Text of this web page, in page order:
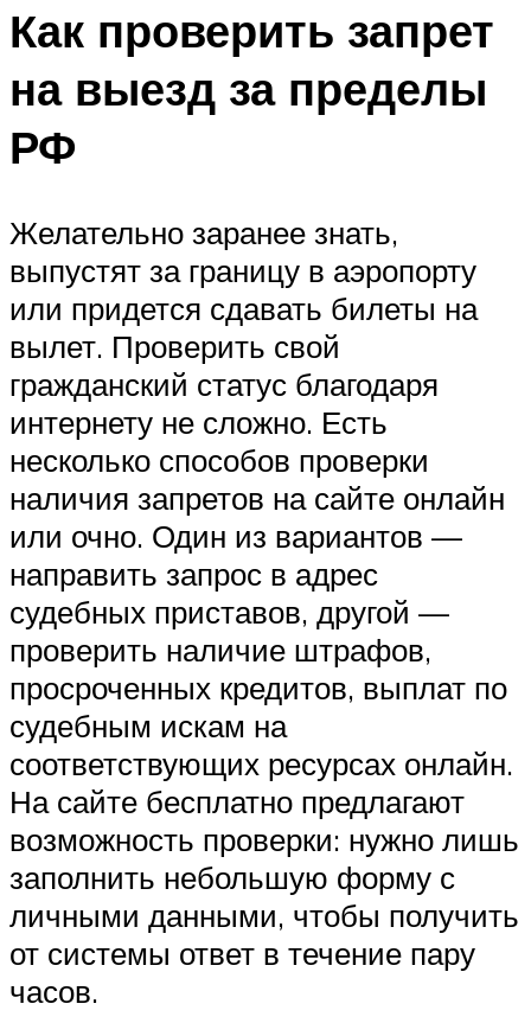
Как проверить запрет
на выезд за пределы
РФ
Желательно заранее знать,
выпустят за границу в аэропорту
или придется сдавать билеты на
вылет. Проверить свой
гражданский статус благодаря
интернету не сложно. Есть
несколько способов проверки
наличия запретов на сайте онлайн
или очно. Один из вариантов —
направить запрос в адрес
судебных приставов, другой —
проверить наличие штрафов,
просроченных кредитов, выплат по
судебным искам на
соответствующих ресурсах онлайн.
На сайте бесплатно предлагают
возможность проверки: нужно лишь
заполнить небольшую форму с
личными данными, чтобы получить
от системы ответ в течение пару
часов.